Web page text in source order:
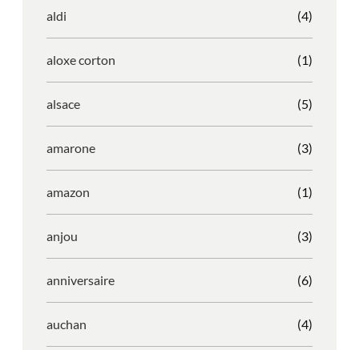
aldi (4)
aloxe corton (1)
alsace (5)
amarone (3)
amazon (1)
anjou (3)
anniversaire (6)
auchan (4)